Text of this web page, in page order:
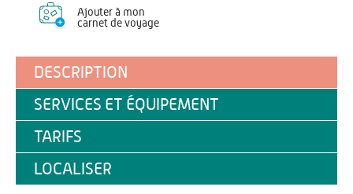
Ajouter à mon
carnet de voyage
DESCRIPTION
SERVICES ET ÉQUIPEMENT
TARIFS
LOCALISER